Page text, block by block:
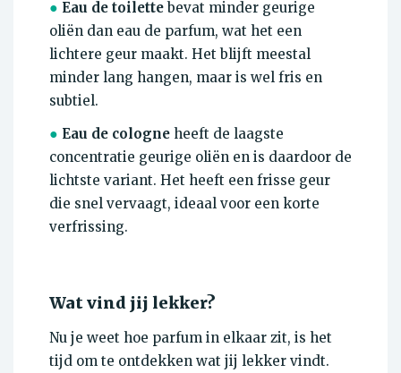
● Eau de toilettebevat minder geurige
oliën dan eau de parfum, wat het een
lichtere geur maakt. Het blijft meestal
minder lang hangen, maar is wel fris en
subtiel.
● Eau de cologne heeft de laagste
concentratie geurige oliën en is daardoor de
lichtste variant. Het heeft een frisse geur
die snel vervaagt, ideaal voor een korte
verfrissing.
Wat vind jij lekker?
Nu je weet hoe parfum in elkaar zit, is het
tijd om te ontdekken wat jij lekker vindt.